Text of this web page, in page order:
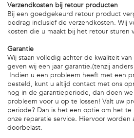
Verzendkosten bij retour producten
Bij een goedgekeurd retour product
bedrag inclusief de verzendkosten. Wij
kosten die u maakt bij het retour sturen
Garantie
Wij staan volledig achter de kwaliteit
geven wij een jaar garantie.(tenzij
Indien u een probleem heeft met een
besteld, kunt u altijd contact met ons
nog in de garantieperiode, dan doen
probleem voor u op te lossen! Valt uw
periode? Dan is het een optie om het
onze reparatie service. Hiervoor worden
doorbelast.